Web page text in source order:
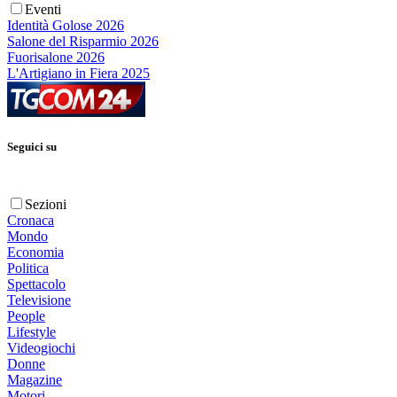
Eventi
Identità Golose 2026
Salone del Risparmio 2026
Fuorisalone 2026
L'Artigiano in Fiera 2025
Seguici su
Sezioni
Cronaca
Mondo
Economia
Politica
Spettacolo
Televisione
People
Lifestyle
Videogiochi
Donne
Magazine